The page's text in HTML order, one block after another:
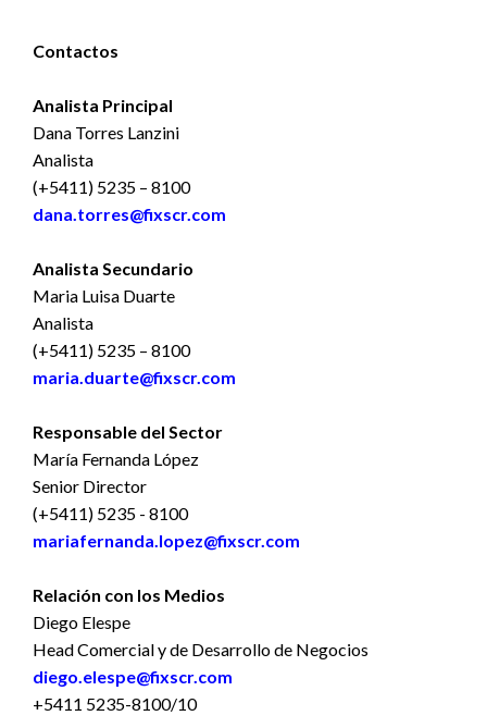
Contactos
Analista Principal
Dana Torres Lanzini
Analista
(+5411) 5235 – 8100
dana.torres@fixscr.com
Analista Secundario
Maria Luisa Duarte
Analista
(+5411) 5235 – 8100
maria.duarte@fixscr.com
Responsable del Sector
María Fernanda López
Senior Director
(+5411) 5235 - 8100
mariafernanda.lopez@fixscr.com
Relación con los Medios
Diego Elespe
Head Comercial y de Desarrollo de Negocios
diego.elespe@fixscr.com
+5411 5235-8100/10